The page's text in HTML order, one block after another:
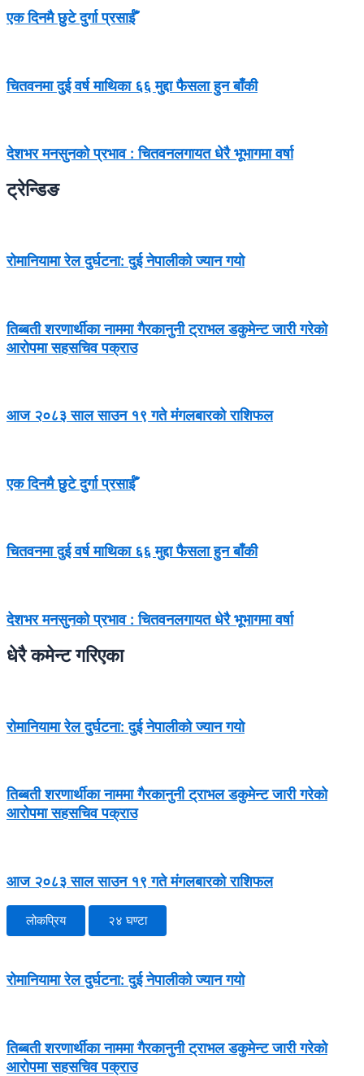
एक दिनमै छुटे दुर्गा प्रसाईँ
चितवनमा दुई वर्ष माथिका ६६ मुद्दा फैसला हुन बाँकी
देशभर मनसुनको प्रभाव : चितवनलगायत धेरै भूभागमा वर्षा
ट्रेन्डिङ
रोमानियामा रेल दुर्घटना: दुई नेपालीको ज्यान गयो
तिब्बती शरणार्थीका नाममा गैरकानुनी ट्राभल डकुमेन्ट जारी गरेको
आरोपमा सहसचिव पक्राउ
आज २०८३ साल साउन १९ गते मंगलबारको राशिफल
एक दिनमै छुटे दुर्गा प्रसाईँ
चितवनमा दुई वर्ष माथिका ६६ मुद्दा फैसला हुन बाँकी
देशभर मनसुनको प्रभाव : चितवनलगायत धेरै भूभागमा वर्षा
धेरै कमेन्ट गरिएका
रोमानियामा रेल दुर्घटना: दुई नेपालीको ज्यान गयो
तिब्बती शरणार्थीका नाममा गैरकानुनी ट्राभल डकुमेन्ट जारी गरेको
आरोपमा सहसचिव पक्राउ
आज २०८३ साल साउन १९ गते मंगलबारको राशिफल
लोकप्रिय २४ घण्टा
रोमानियामा रेल दुर्घटना: दुई नेपालीको ज्यान गयो
तिब्बती शरणार्थीका नाममा गैरकानुनी ट्राभल डकुमेन्ट जारी गरेको
आरोपमा सहसचिव पक्राउ